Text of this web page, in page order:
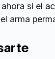
si el
arma